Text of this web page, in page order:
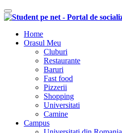
Comutare navigare
Home
Orasul Meu
Cluburi
Restaurante
Baruri
Fast food
Pizzerii
Shopping
Universitati
Camine
Campus